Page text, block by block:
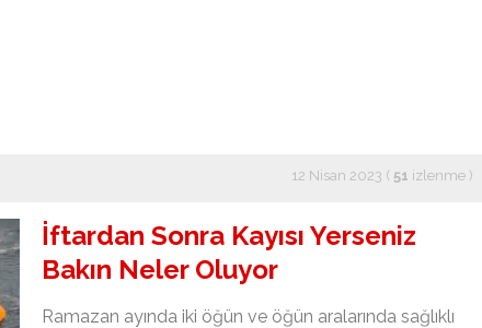
12 Nisan 2023 ( 51 izlenme )
İftardan Sonra Kayısı Yerseniz
Bakın Neler Oluyor
Ramazan ayında iki öğün ve öğün aralarında sağlıklı